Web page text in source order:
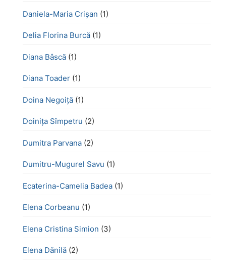
Daniela-Maria Crișan (1)
Delia Florina Burcă (1)
Diana Bâscă (1)
Diana Toader (1)
Doina Negoiță (1)
Doinița Sîmpetru (2)
Dumitra Parvana (2)
Dumitru-Mugurel Savu (1)
Ecaterina-Camelia Badea (1)
Elena Corbeanu (1)
Elena Cristina Simion (3)
Elena Dănilă (2)